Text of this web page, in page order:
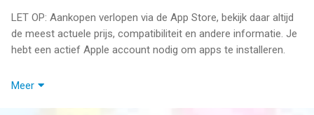
LET OP: Aankopen verlopen via de App Store, bekijk daar altijd
de meest actuele prijs, compatibiliteit en andere informatie. Je
hebt een actief Apple account nodig om apps te installeren.
Manage your own game company and try to create a million-
Meer